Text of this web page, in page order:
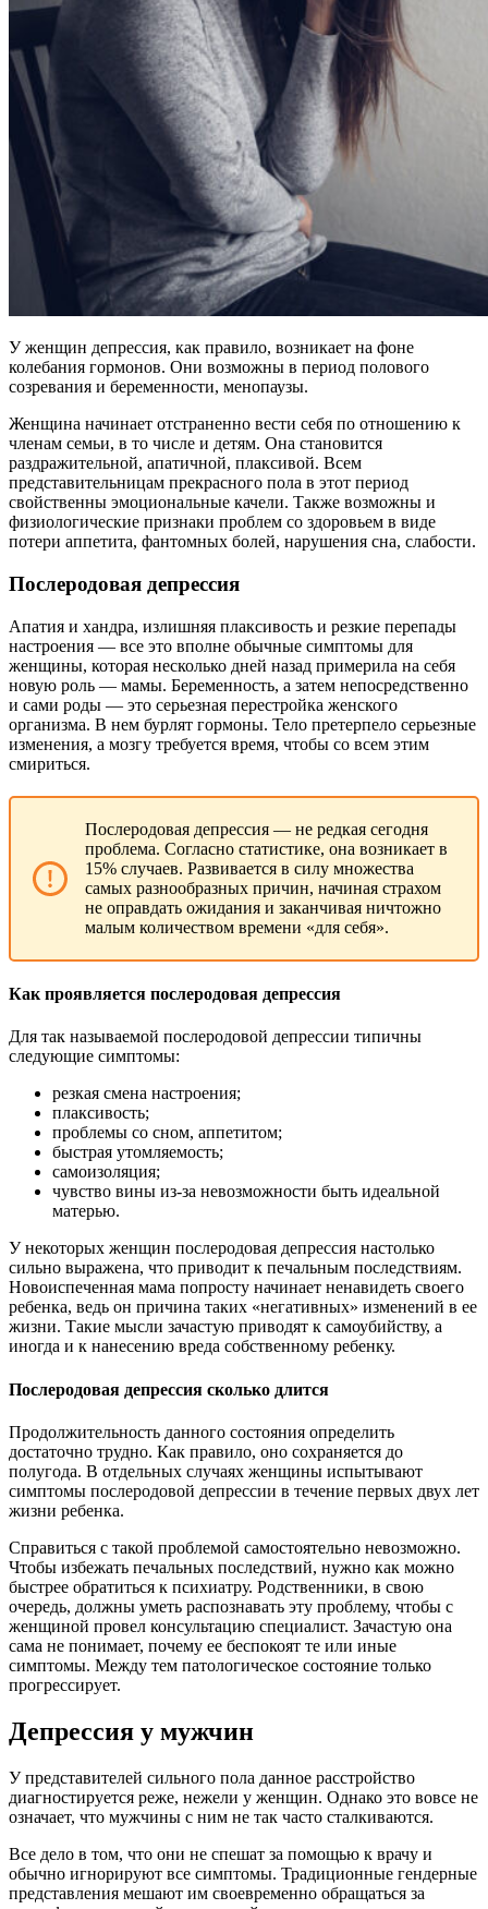
У женщин депрессия, как правило, возникает на фоне
колебания гормонов. Они возможны в период полового
созревания и беременности, менопаузы.
Женщина начинает отстраненно вести себя по отношению к
членам семьи, в то числе и детям. Она становится
раздражительной, апатичной, плаксивой. Всем
представительницам прекрасного пола в этот период
свойственны эмоциональные качели. Также возможны и
физиологические признаки проблем со здоровьем в виде
потери аппетита, фантомных болей, нарушения сна, слабости.
Послеродовая депрессия
Апатия и хандра, излишняя плаксивость и резкие перепады
настроения — все это вполне обычные симптомы для
женщины, которая несколько дней назад примерила на себя
новую роль — мамы. Беременность, а затем непосредственно
и сами роды — это серьезная перестройка женского
организма. В нем бурлят гормоны. Тело претерпело серьезные
изменения, а мозгу требуется время, чтобы со всем этим
смириться.
Послеродовая депрессия — не редкая сегодня
проблема. Согласно статистике, она возникает в
15% случаев. Развивается в силу множества
самых разнообразных причин, начиная страхом
не оправдать ожидания и заканчивая ничтожно
малым количеством времени «для себя».
Как проявляется послеродовая депрессия
Для так называемой послеродовой депрессии типичны
следующие симптомы:
резкая смена настроения;
плаксивость;
проблемы со сном, аппетитом;
быстрая утомляемость;
самоизоляция;
чувство вины из-за невозможности быть идеальной
матерью.
У некоторых женщин послеродовая депрессия настолько
сильно выражена, что приводит к печальным последствиям.
Новоиспеченная мама попросту начинает ненавидеть своего
ребенка, ведь он причина таких «негативных» изменений в ее
жизни. Такие мысли зачастую приводят к самоубийству, а
иногда и к нанесению вреда собственному ребенку.
Послеродовая депрессия сколько длится
Продолжительность данного состояния определить
достаточно трудно. Как правило, оно сохраняется до
полугода. В отдельных случаях женщины испытывают
симптомы послеродовой депрессии в течение первых двух лет
жизни ребенка.
Справиться с такой проблемой самостоятельно невозможно.
Чтобы избежать печальных последствий, нужно как можно
быстрее обратиться к психиатру. Родственники, в свою
очередь, должны уметь распознавать эту проблему, чтобы с
женщиной провел консультацию специалист. Зачастую она
сама не понимает, почему ее беспокоят те или иные
симптомы. Между тем патологическое состояние только
прогрессирует.
Депрессия у мужчин
У представителей сильного пола данное расстройство
диагностируется реже, нежели у женщин. Однако это вовсе не
означает, что мужчины с ним не так часто сталкиваются.
Все дело в том, что они не спешат за помощью к врачу и
обычно игнорируют все симптомы. Традиционные гендерные
представления мешают им своевременно обращаться за